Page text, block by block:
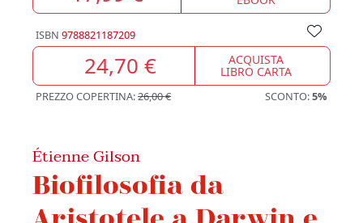
ISBN 9788821187209
24,70 € ACQUISTA
LIBRO CARTA
PREZZO COPERTINA:26,00 € SCONTO:5%
Étienne Gilson
Biofilosofia da
Aristotele a Darwin e